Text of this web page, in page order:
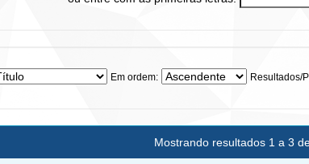
Em ordem: Resultados/
Mostrando resultados 1 a 3